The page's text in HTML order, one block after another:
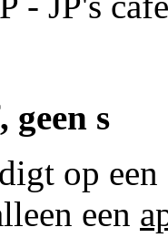
geen s
op een
een